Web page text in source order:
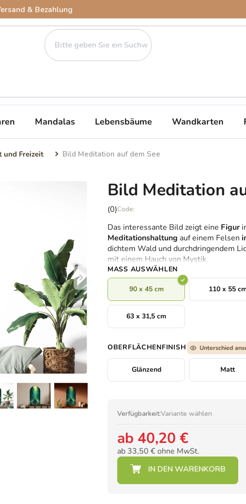
& Bezahlung
Mandalas Lebensbäume Wandkarten
und Freizeit Bild Meditation auf dem See
Bild Meditation
Die
Produktbewertung
ist
0,0
von
5
Sternen.
(0)
Das interessante Bild zeigt eine Figur
Meditationshaltung auf einem Felsen
dichtem Wald und durchdringendem
mit einem Hauch von Mystik.
MASS AUSWÄHLEN
90 x 45 cm 110 x 55
63 x 31,5 cm
OBERFLÄCHENFINISH Unterschied
Glänzend Matt
Verfügbarkeit:Variante wählen
ab 40,20 €
ab 33,50 €ohne MwSt.
Verkaufspreis: